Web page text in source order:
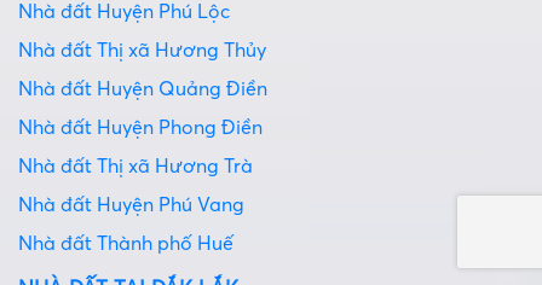
Nhà đất Huyện Phú Lộc
Nhà đất Thị xã Hương Thủy
Nhà đất Huyện Quảng Điền
Nhà đất Huyện Phong Điền
Nhà đất Thị xã Hương Trà
Nhà đất Huyện Phú Vang
Nhà đất Thành phố Huế